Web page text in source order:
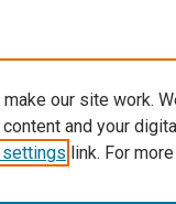
our site work.
and your
link. For